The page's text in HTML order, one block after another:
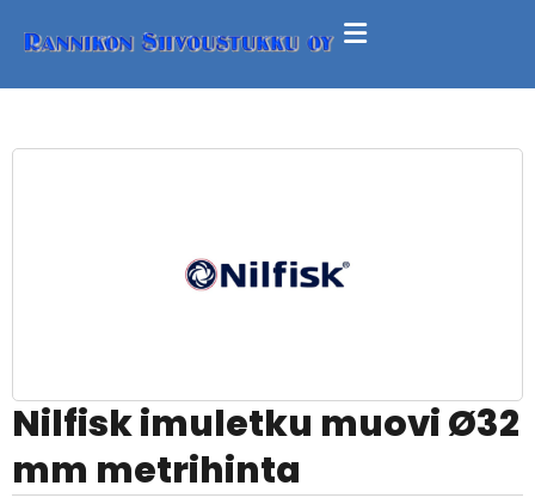
Nilfisk imuletku muovi Ø32
mm metrihinta